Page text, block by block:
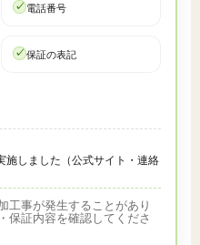
電話番号
保証の表記
施しました（公式サイト・連絡
工事が発生することがあり
保証内容を確認してくださ